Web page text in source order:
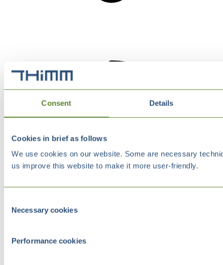
Consent Details
Cookies in brief as follows
We use cookies on our website. Some are necessary
us improve this website to make it more user-friendly.
Selection
Necessary cookies
Performance cookies